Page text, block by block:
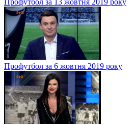
Профутбол за 6 жовтня 2019 року